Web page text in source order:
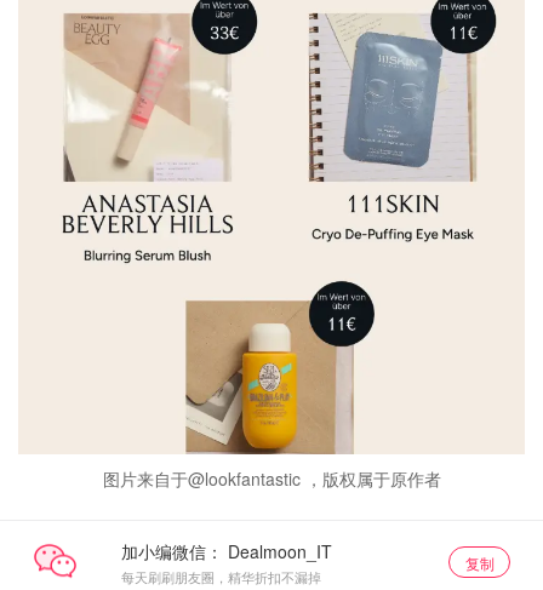
图片来自于@lookfantastic ，版权属于原作者
加小编微信：
每天刷刷朋友圈，精华折扣不漏掉
复制